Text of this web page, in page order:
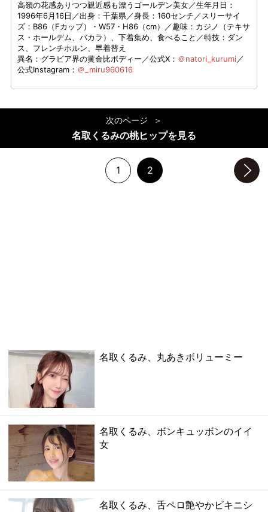
高嶺の花感ありつつ親近感も漂うゴールデン美女／生年月日：
1996年6月16日／出身：千葉県／身長：160センチ／スリーサイ
ズ：B86（Fカップ）・W57・H86（cm）／趣味：カジノ（テキサ
ス・ホールデム、バカラ）、下着集め、食べること／特技：ダン
ス、フレンチホルン、早着替え
異名：グラビア界の黄金比ボディー／公式X： ＠natori_kurumi／
公式Instagram： ＠_miru960616
次のページ
名取くるみの桃ヒップを見る
1 2
名取くるみ、丸あきボリューミー
名取くるみ、ボンキュッボンのイイ
女
名取くるみ、舌ペロ艶やかビキニシ